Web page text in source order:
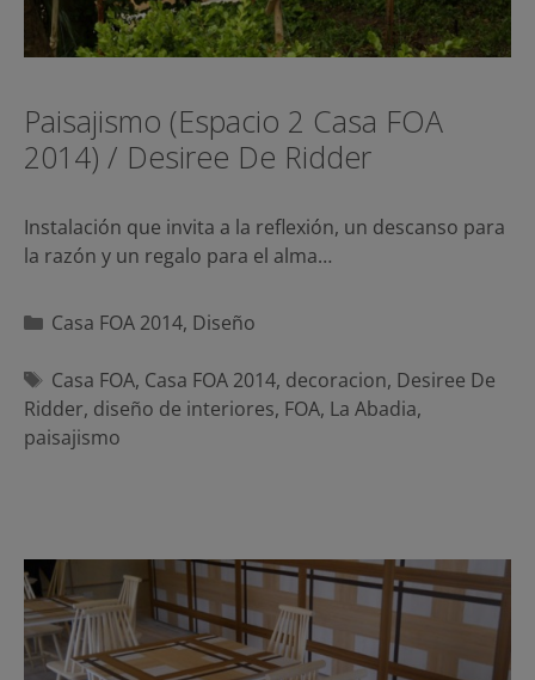
Paisajismo (Espacio 2 Casa FOA
2014) / Desiree De Ridder
Instalación que invita a la reflexión, un descanso para
la razón y un regalo para el alma…
Categorías
Casa FOA 2014, Diseño
Etiquetas
Casa FOA, Casa FOA 2014, decoracion, Desiree De
Ridder, diseño de interiores, FOA, La Abadia,
paisajismo